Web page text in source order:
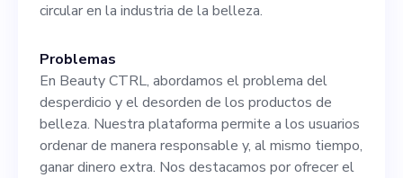
circular en la industria de la belleza.
Problemas
En Beauty CTRL, abordamos el problema del
desperdicio y el desorden de los productos de
belleza. Nuestra plataforma permite a los usuarios
ordenar de manera responsable y, al mismo tiempo,
ganar dinero extra. Nos destacamos por ofrecer el